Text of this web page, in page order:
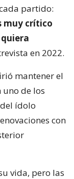
partido:
muy crítico
en 2022.
mantener el
uno de los
ídolo
con
vida, pero las